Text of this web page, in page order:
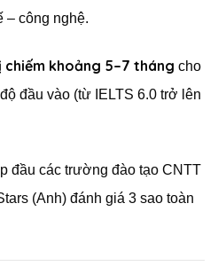
– công nghệ.
chiếm khoảng 5–7 tháng cho
đầu vào (từ IELTS 6.0 trở lên
đầu các trường đào tạo CNTT
(Anh) đánh giá 3 sao toàn